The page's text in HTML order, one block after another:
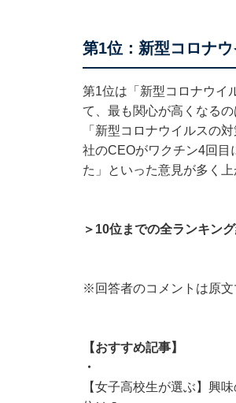
第1位：新型コロナウ
第1位は「新型コロナウイ
て、最も関心が高くなる
「新型コロナウイルスの
社のCEOがワクチン4回目
た」といった意見が多く上
＞10位までの全ランキン
※回答者のコメントは原文
【おすすめ記事】
・
【女子高校生が選ぶ】興